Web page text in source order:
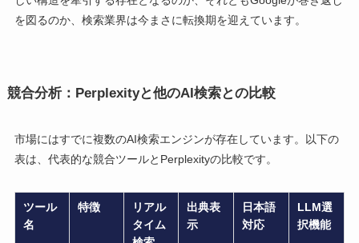
を図るのか、検索業界は今まさに転換期を迎えています。
競合分析：Perplexityと他のAI検索との比較
市場にはすでに複数のAI検索エンジンが存在しています。以下の
表は、代表的な競合ツールとPerplexityの比較です。
ツール
名
特徴
リアル
タイム
出典表
示
日本語
対応
LLM選
択機能